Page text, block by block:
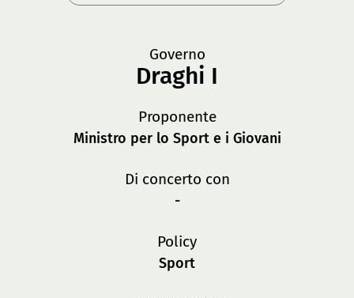
Governo
Draghi I
Proponente
Ministro per lo Sport e i Giovani
Di concerto con
-
Policy
Sport